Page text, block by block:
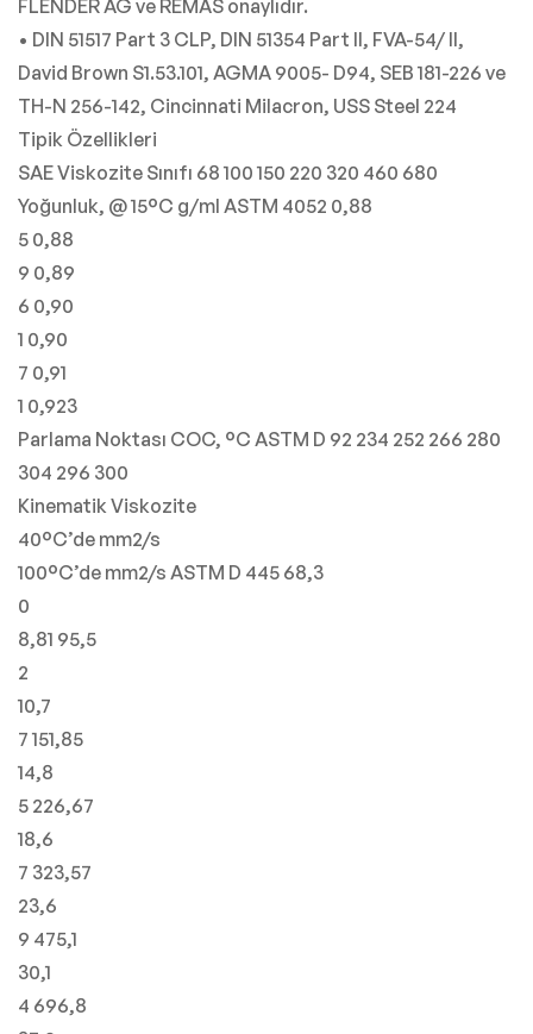
FLENDER AG ve REMAS onaylıdır.
• DIN 51517 Part 3 CLP, DIN 51354 Part II, FVA-54/ II,
David Brown S1.53.101, AGMA 9005- D94, SEB 181-226 ve
TH-N 256-142, Cincinnati Milacron, USS Steel 224
Tipik Özellikleri
SAE Viskozite Sınıfı 68 100 150 220 320 460 680
Yoğunluk, @ 15°C g/ml ASTM 4052 0,88
5 0,88
9 0,89
6 0,90
1 0,90
7 0,91
1 0,923
Parlama Noktası COC, °C ASTM D 92 234 252 266 280
304 296 300
Kinematik Viskozite
40°C’de mm2/s
100°C’de mm2/s ASTM D 445 68,3
0
8,81 95,5
2
10,7
7 151,85
14,8
5 226,67
18,6
7 323,57
23,6
9 475,1
30,1
4 696,8